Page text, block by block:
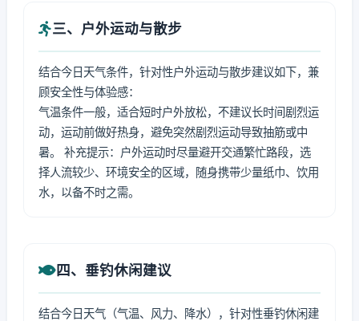
三、户外运动与散步
结合今日天气条件，针对性户外运动与散步建议如下，兼
顾安全性与体验感：
气温条件一般，适合短时户外放松，不建议长时间剧烈运
动，运动前做好热身，避免突然剧烈运动导致抽筋或中
暑。 补充提示：户外运动时尽量避开交通繁忙路段，选
择人流较少、环境安全的区域，随身携带少量纸巾、饮用
水，以备不时之需。
四、垂钓休闲建议
结合今日天气（气温、风力、降水），针对性垂钓休闲建